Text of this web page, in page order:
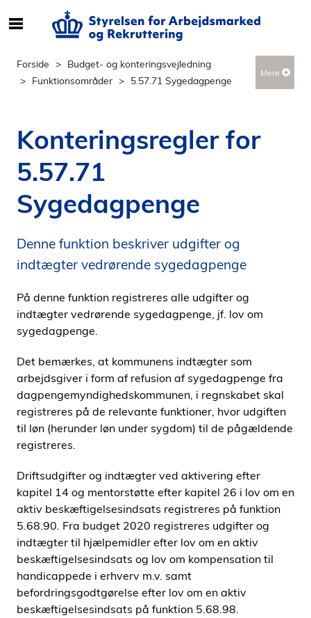
e
r
n
h
l
d
s
e
n
Forside
Budget- og konteringsvejledning
Funktionsområder
5.57.71 Sygedagpenge
Mere
Konteringsregler for
5.57.71
Sygedagpenge
Denne funktion beskriver udgifter og
indtægter vedrørende sygedagpenge
På denne funktion registreres alle udgifter og
indtægter vedrørende sygedagpenge, jf. lov om
sygedagpenge.
Det bemærkes, at kommunens indtægter som
arbejdsgiver i form af refusion af sygedagpenge fra
dagpengemyndighedskommunen, i regnskabet skal
registreres på de relevante funktioner, hvor udgiften
til løn (herunder løn under sygdom) til de pågældende
registreres.
Driftsudgifter og indtægter ved aktivering efter
kapitel 14 og mentorstøtte efter kapitel 26 i lov om en
aktiv beskæftigelsesindsats registreres på funktion
5.68.90. Fra budget 2020 registreres udgifter og
indtægter til hjælpemidler efter lov om en aktiv
beskæftigelsesindsats og lov om kompensation til
handicappede i erhverv m.v. samt
befordringsgodtgørelse efter lov om en aktiv
beskæftigelsesindsats på funktion 5.68.98.